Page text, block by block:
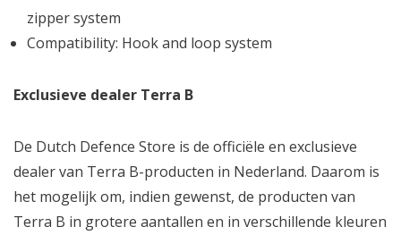
zipper system
Compatibility: Hook and loop system
Exclusieve dealer Terra B
De Dutch Defence Store is de officiële en exclusieve
dealer van Terra B-producten in Nederland. Daarom is
het mogelijk om, indien gewenst, de producten van
Terra B in grotere aantallen en in verschillende kleuren